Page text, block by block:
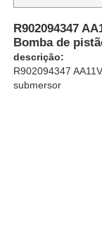
Controle de
Contacte-nos
R902094347
Bomba de
descrição:
R902094347
submersor